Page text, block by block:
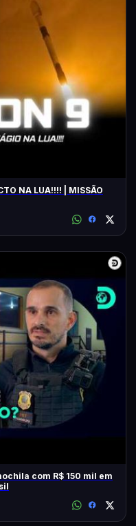
com R$ 150 mil em